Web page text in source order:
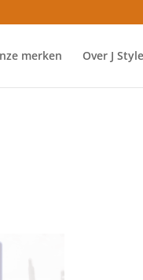
merken Over J